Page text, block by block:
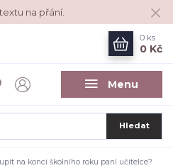
na přání.
Menu
Hledat
0 ks
0 Kč
na konci školního roku paní učitelce?